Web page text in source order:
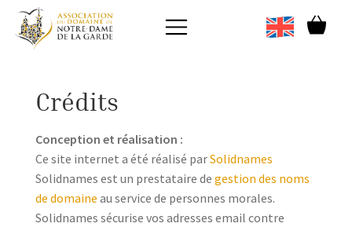
Crédits
Conception et réalisation :
Ce site internet a été réalisé parSolidnames
Solidnames est un prestataire de gestion des noms
de domaine au service de personnes morales.
Solidnames sécurise vos adresses email contre